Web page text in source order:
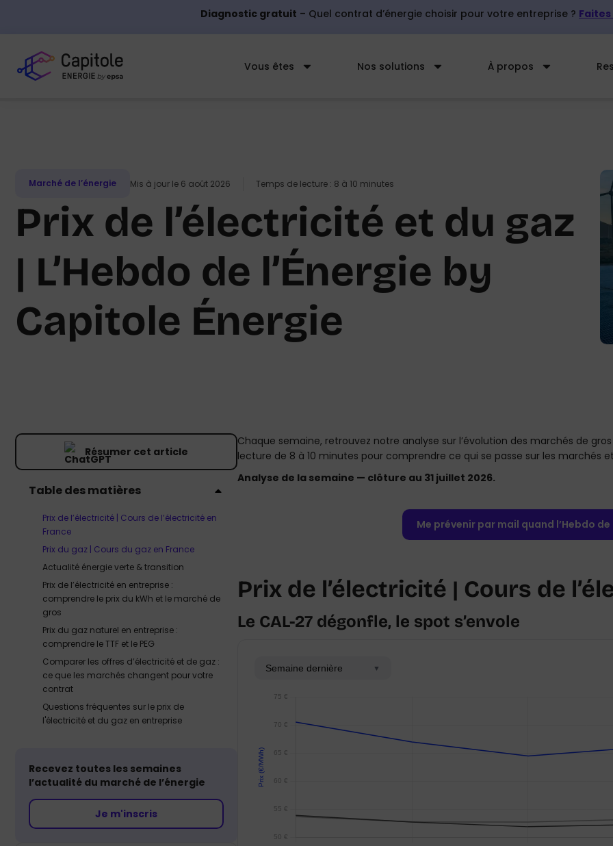
Diagnostic gratuit – Quel contrat d’énergie choisir pour votre entreprise ?
Vous êtes Nos solutions À propos
Marché de l’énergie Mis à jour le 6 août 2026 Temps de lecture : 8 à 10 minutes
Prix de l’électricité et du gaz
| L’Hebdo de l’Énergie by
Capitole Énergie
Résumer cet article
Table des matières
Prix de l’électricité | Cours de l’électricité en
France
Prix du gaz | Cours du gaz en France
Actualité énergie verte & transition
Prix de l’électricité en entreprise :
comprendre le prix du kWh et le marché de
gros
Prix du gaz naturel en entreprise :
comprendre le TTF et le PEG
Comparer les offres d’électricité et de gaz :
ce que les marchés changent pour votre
contrat
Questions fréquentes sur le prix de
l'électricité et du gaz en entreprise
Recevez toutes les semaines
l’actualité du marché de l’énergie
Je m'inscris
Chaque semaine, retrouvez notre analyse sur l’évolution des marchés de
lecture de 8 à 10 minutes pour comprendre ce qui se passe sur les marchés
Analyse de la semaine — clôture au 31 juillet 2026.
Me prévenir par mail quand l’Hebdo
Prix de l’électricité | Cours de
Le CAL-27 dégonfle, le spot s’envole
Semaine dernière ▼